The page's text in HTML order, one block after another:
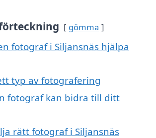
gömma
fotograf i Siljansnäs hjälpa
typ av fotografering
fotograf kan bidra till ditt
rätt fotograf i Siljansnäs